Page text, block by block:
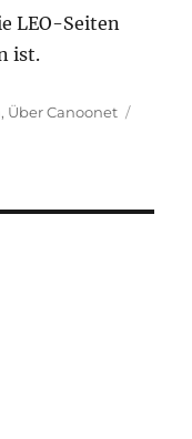
LEO-Seiten
ist.
, Über Canoonet